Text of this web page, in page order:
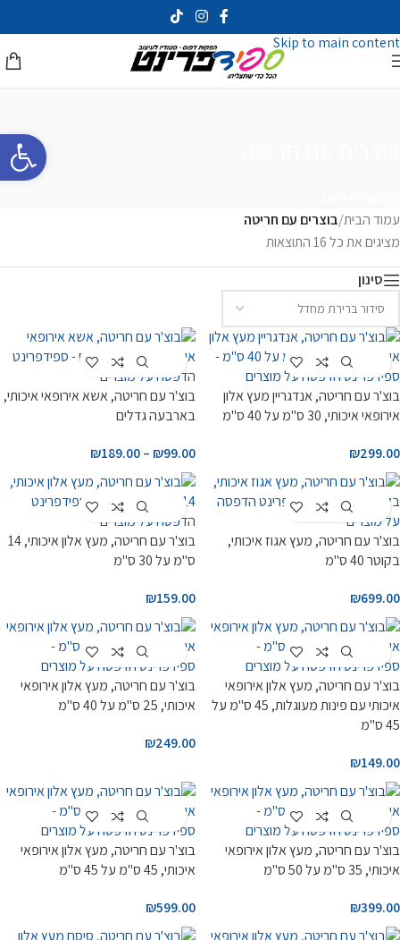
פתח
Skip to main content
עמוד הבית/בוצרים עם חריטה
מציגים את כל ⁦16⁩ התוצאות
סינון
Customize
בוצ'ר עם חריטה, אנדגריין מעץ אלון
אירופאי איכותי, 30 ס"מ על 40 ס"מ
₪299.00
Customize
בוצ'ר עם חריטה, אשא אירופאי איכותי,
בארבעה גדלים
₪99.00
–
₪189.00
Customize
בוצ'ר עם חריטה, מעץ אגוז איכותי,
בקוטר 40 ס"מ
₪699.00
Customize
בוצ'ר עם חריטה, מעץ אלון איכותי, 14
ס"מ על 30 ס"מ
₪159.00
Customize
בוצ'ר עם חריטה, מעץ אלון אירופאי
איכותי עם פינות מעוגלות, 45 ס"מ על
45 ס"מ
₪149.00
Customize
בוצ'ר עם חריטה, מעץ אלון אירופאי
איכותי, 25 ס"מ על 40 ס"מ
₪249.00
Customize
בוצ'ר עם חריטה, מעץ אלון אירופאי
איכותי, 35 ס"מ על 50 ס"מ
₪399.00
Customize
בוצ'ר עם חריטה, מעץ אלון אירופאי
איכותי, 45 ס"מ על 45 ס"מ
₪599.00